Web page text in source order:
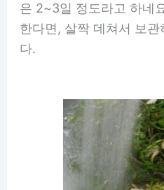
은 2~3일 정도라고 하네
한다면, 살짝 데쳐서 보
다.